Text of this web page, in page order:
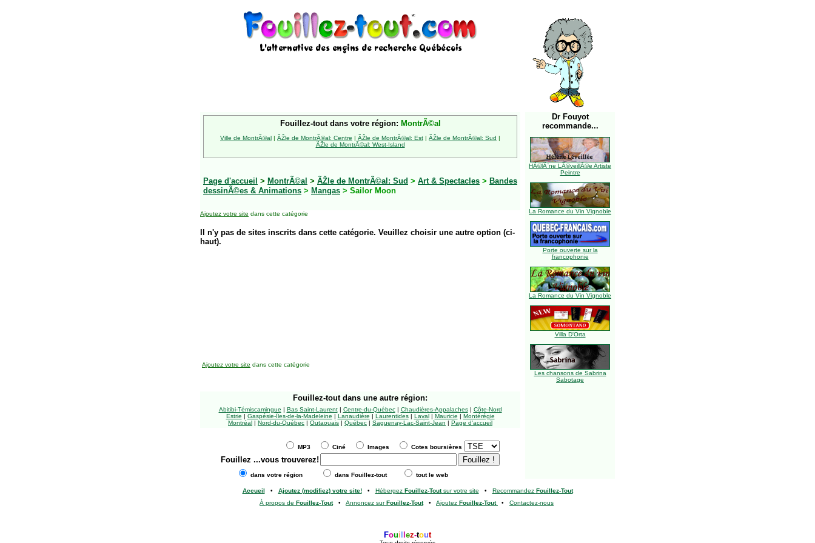
Fouillez-tout dans votre région: MontrÃ©al
Ville de MontrÃ©al | ÃŽle de MontrÃ©al: Centre | ÃŽle de MontrÃ©al: Est | ÃŽle de MontrÃ©al: Sud |
ÃŽle de MontrÃ©al: West-Island
Page d'accueil > MontrÃ©al > ÃŽle de MontrÃ©al: Sud > Art & Spectacles > Bandes
dessinÃ©es & Animations > Mangas > Sailor Moon
Ajoutez votre site dans cette catégorie
Il n'y pas de sites inscrits dans cette catégorie. Veuillez choisir une autre option (ci-
haut).
Dr Fouyot
recommande...
HÃ©lÃ¨ne LÃ©veillÃ©e Artiste
Peintre
La Romance du Vin Vignoble
Porte ouverte sur la
francophonie
La Romance du Vin Vignoble
Villa D'Orta
Les chansons de Sabrina
Sabotage
Ajoutez votre site dans cette catégorie
Fouillez-tout dans une autre région:
Abitibi-Témiscamingue | Bas Saint-Laurent| Centre-du-Québec| Chaudières-Appalaches| Côte-Nord
Estrie | Gaspésie-Îles-de-la-Madeleine | Lanaudière | Laurentides| Laval| Mauricie | Montérégie
Montréal | Nord-du-Québec | Outaouais | Québec | Saguenay-Lac-Saint-Jean | Page d'accueil
MP3 Ciné Images Cotes boursières
Fouillez ...vous trouverez!
dans votre région dans Fouillez-tout tout le web
Accueil • Ajoutez (modifiez) votre site!• Hébergez Fouillez-Toutsur votre site • Recommandez Fouillez-Tout
À propos de Fouillez-Tout• Annoncez surFouillez-Tout• Ajoutez Fouillez-Tout • Contactez-nous
Foui ez-tout